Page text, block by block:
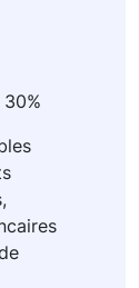
30%